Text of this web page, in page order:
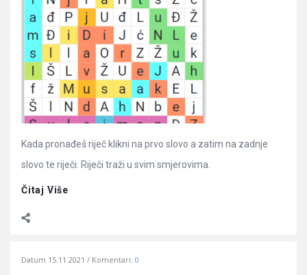
Kada pronađeš riječ klikni na prvo slovo a zatim na zadnje
slovo te riječi. Riječi traži u svim smjerovima.
Čitaj Više
Datum 15.11.2021 Komentari: 0